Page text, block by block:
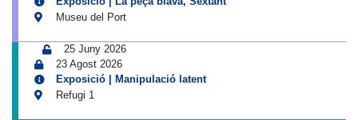
Museu del Port
25 Juny 2026
23 Agost 2026
Exposició | Manipulació latent
Refugi 1